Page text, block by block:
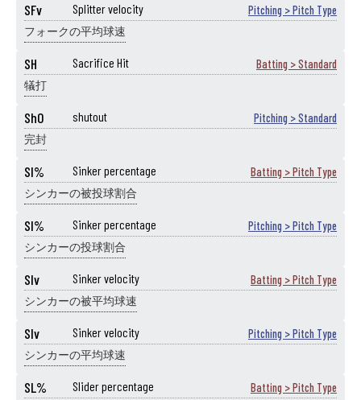
SFv Splitter velocity Pitching > Pitch Type
フォークの平均球速
SH Sacrifice Hit Batting > Standard
犠打
ShO shutout Pitching > Standard
完封
SI% Sinker percentage Batting > Pitch Type
シンカーの被投球割合
SI% Sinker percentage Pitching > Pitch Type
シンカーの投球割合
SIv Sinker velocity Batting > Pitch Type
シンカーの被平均球速
SIv Sinker velocity Pitching > Pitch Type
シンカーの平均球速
SL% Slider percentage Batting > Pitch Type